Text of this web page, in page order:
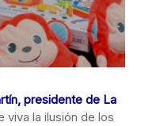
presidente de La
viva la ilusión de los